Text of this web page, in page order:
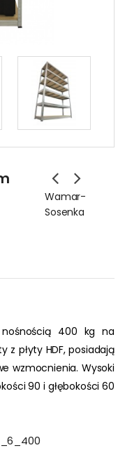
Wamar-
Sosenka
400 kg na
z płyty HDF, posiadają
wzmocnienia. Wysoki
90 i głębokości 60